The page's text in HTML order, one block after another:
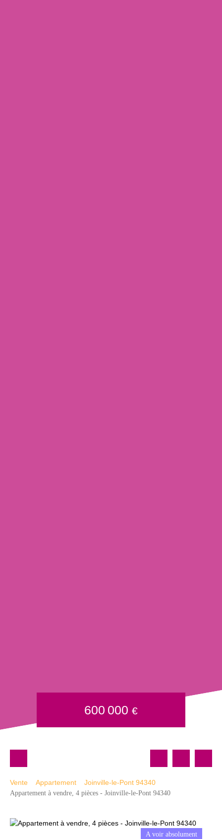
600 000 €
Vente Appartement
Joinville-le-Pont 94340
Appartement à vendre, 4 pièces - Joinville-le-Pont 94340
A voir absolument